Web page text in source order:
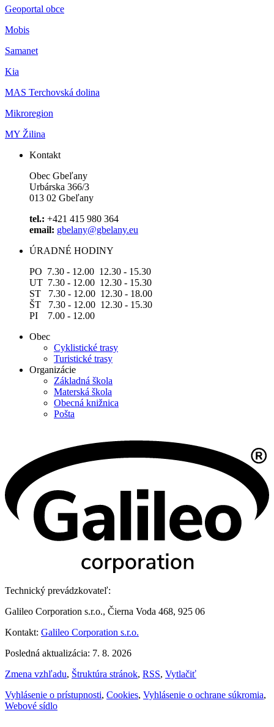
Geoportal obce
Mobis
Samanet
Kia
MAS Terchovská dolina
Mikroregion
MY Žilina
Kontakt
Obec Gbeľany
Urbárska 366/3
013 02 Gbeľany
tel.: +421 415 980 364
email: gbelany@gbelany.eu
ÚRADNÉ HODINY
PO 7.30 - 12.00 12.30 - 15.30
UT 7.30 - 12.00 12.30 - 15.30
ST 7.30 - 12.00 12.30 - 18.00
ŠT 7.30 - 12.00 12.30 - 15.30
PI 7.00 - 12.00
Obec
Cyklistické trasy
Turistické trasy
Organizácie
Základná škola
Materská škola
Obecná knižnica
Pošta
Technický prevádzkovateľ:
Galileo Corporation s.r.o., Čierna Voda 468, 925 06
Kontakt: Galileo Corporation s.r.o.
Posledná aktualizácia: 7. 8. 2026
Zmena vzhľadu, Štruktúra stránok, RSS, Vytlačiť
Vyhlásenie o prístupnosti, Cookies, Vyhlásenie o ochrane súkromia,
Webové sídlo